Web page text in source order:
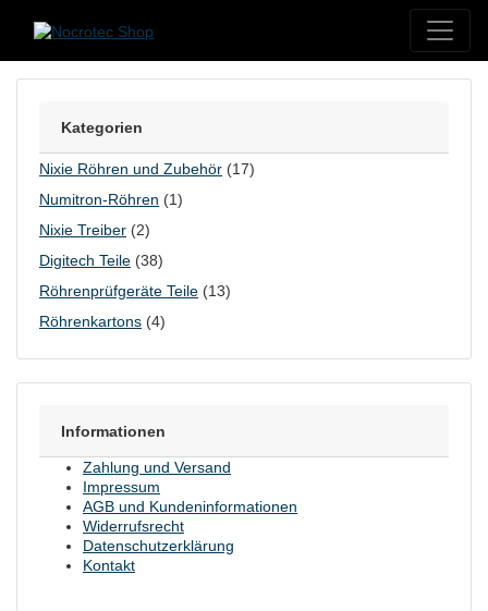
Kategorien
Nixie Röhren und Zubehör (17)
Numitron-Röhren (1)
Nixie Treiber (2)
Digitech Teile (38)
Röhrenprüfgeräte Teile (13)
Röhrenkartons (4)
Informationen
Zahlung und Versand
Impressum
AGB und Kundeninformationen
Widerrufsrecht
Datenschutzerklärung
Kontakt